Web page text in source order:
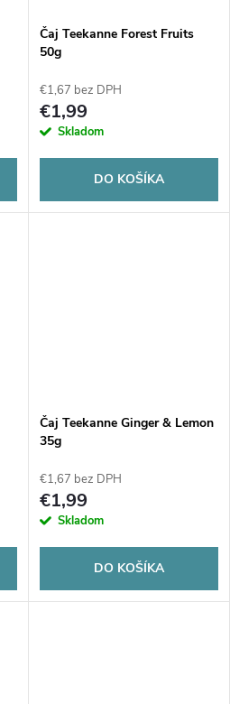
Čaj Teekanne Forest Fruits
50g
€1,67 bez DPH
€1,99
Skladom
DO KOŠÍKA
Čaj Teekanne Ginger & Lemon
35g
€1,67 bez DPH
€1,99
Skladom
DO KOŠÍKA